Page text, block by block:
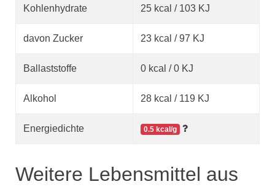
Kohlenhydrate 25 kcal / 103 KJ
davon Zucker 23 kcal / 97 KJ
Ballaststoffe 0 kcal / 0 KJ
Alkohol 28 kcal / 119 KJ
Energiedichte 0.5 kcal/g
Weitere Lebensmittel aus